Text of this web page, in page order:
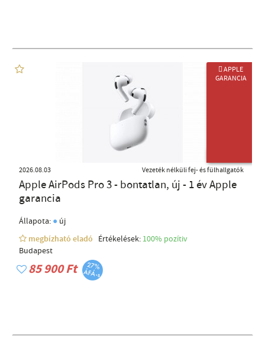
 APPLE
GARANCIA
2026.08.03 Vezeték nélküli fej- és fülhallgatók
Apple AirPods Pro 3 - bontatlan, új - 1 év Apple
garancia
Állapota: ● új
megbízható eladó
Értékelések: 100% pozítiv
Budapest
85 900 Ft